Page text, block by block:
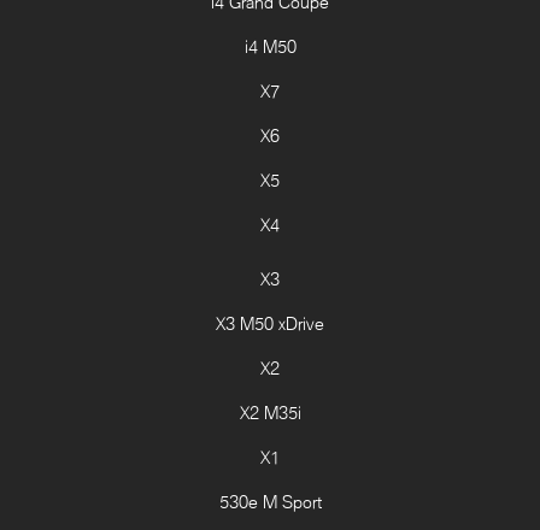
i4 M50
X7
X6
X5
X4
X3
X3 M50 xDrive
X2
X2 M35i
X1
530e M Sport